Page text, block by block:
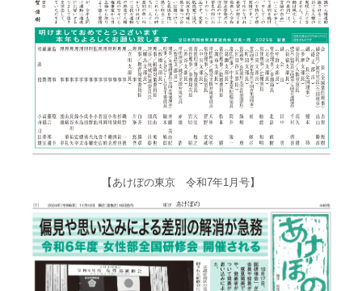
【あけぼの東京 令和7年1月号】